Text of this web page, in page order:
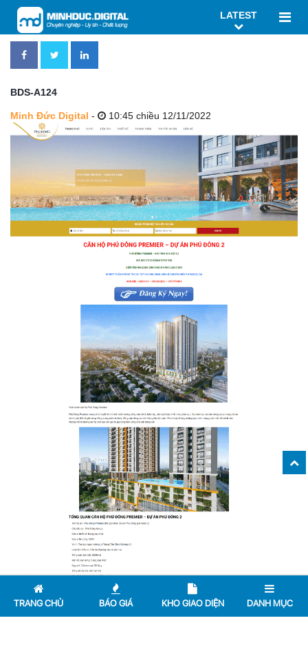
LATEST
BDS-A124
Minh Đức Digital - 10:45 chiều 12/11/2022
TRANG CHỦ BÁO GIÁ KHO GIAO DIỆN DANH MỤC